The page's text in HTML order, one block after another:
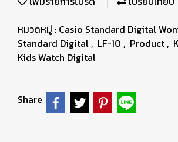
หมวดหมู่ : Casio Standard Digital
Standard Digital , LF-10 , Product ,
Kids Watch Digital
Share